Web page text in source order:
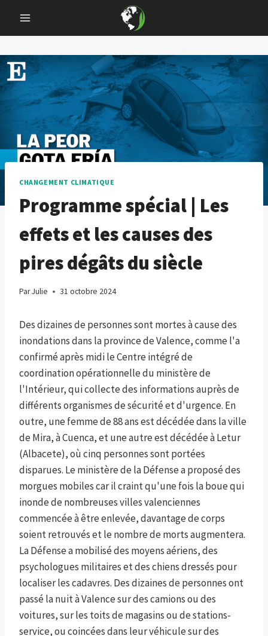
content
CHANGEMENT CLIMATIQUE
Programme spécial | Les
effets et les causes des
pires dégâts du siècle
ParJulie 31 octobre 2024
Des dizaines de personnes sont mortes à cause des
inondations dans la province de Valence, comme l'a
confirmé après midi le Centre intégré de
coordination opérationnelle du ministère de
l'Intérieur, qui collecte des informations auprès de
différents organismes de sécurité et d'urgence. En
outre, une femme de 88 ans est décédée dans la ville
de Mira, à Cuenca, et une autre est décédée à Letur
(Albacete), où cinq personnes sont portées
disparues. Le ministère de la Défense a proposé des
morgues mobiles car il craint qu'une fois la boue qui
inonde de nombreuses villes valenciennes
commencée à être enlevée, davantage de corps
soient retrouvés et le nombre de morts augmentera.
La Défense a mobilisé des moyens aériens, des
psychologues militaires et des chiens dressés pour
localiser les cadavres. Des dizaines de personnes ont
passé la nuit à Valence sur des camions ou des
voitures, sur les toits de magasins ou de stations-
service, ou coincées dans leur véhicule sur des